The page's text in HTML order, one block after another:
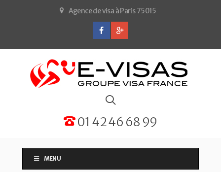
Agence de visa à Paris 75015
01 42 46 68 99
MENU